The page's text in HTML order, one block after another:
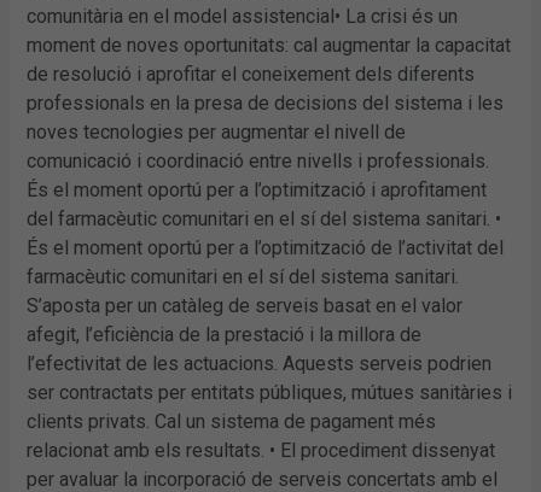
comunitària en el model assistencial• La crisi és un
moment de noves oportunitats: cal augmentar la capacitat
de resolució i aprofitar el coneixement dels diferents
professionals en la presa de decisions del sistema i les
noves tecnologies per augmentar el nivell de
comunicació i coordinació entre nivells i professionals.
És el moment oportú per a l’optimització i aprofitament
del farmacèutic comunitari en el sí del sistema sanitari. •
És el moment oportú per a l’optimització de l’activitat del
farmacèutic comunitari en el sí del sistema sanitari.
S’aposta per un catàleg de serveis basat en el valor
afegit, l’eficiència de la prestació i la millora de
l’efectivitat de les actuacions. Aquests serveis podrien
ser contractats per entitats públiques, mútues sanitàries i
clients privats. Cal un sistema de pagament més
relacionat amb els resultats. • El procediment dissenyat
per avaluar la incorporació de serveis concertats amb el